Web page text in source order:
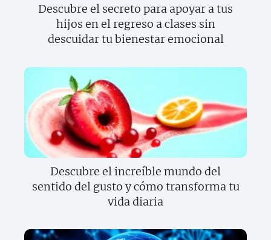
Descubre el secreto para apoyar a tus
hijos en el regreso a clases sin
descuidar tu bienestar emocional
Descubre el increíble mundo del
sentido del gusto y cómo transforma tu
vida diaria